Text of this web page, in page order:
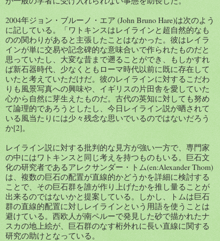
2004年ジョン・ブルーノ・エア (John Bruno Hare)は次のよう
に記している。「ワトキンスはレイラインと超自然的なも
のの関わりがあると主張したことはなかった。彼はレイラ
インが単に交易や記念碑的な意味合いで作られたものだと
思っていたし、大変な昔まで遡ることができ、もしかすれ
ば新石器時代、少なくともローマ時代以前に既に存在して
いたと考えていただけだ。彼のレイラインに対するこだわ
りも風景写真への興味や、イギリスの片田舎を愛していた
心から自然に芽生えたものだ。古代の英知に対しても努め
て論理的であろうとしたし、今日レイライン説が晒されて
いる風当たりには少々残念な思いでいるのではないだろう
か[2]。
レイライン説に対する批判的な見方が強い一方で、専門家
の中にはワトキンスと同じ考えを持つものもいる。巨石文
化の研究者であるアレクサンダー・トム(en:Alexander Thom)
は、複数の巨石の配置が直線的かどうかを詳細に検討する
ことで、その巨石群を誰が作り上げたかを推し量ることが
出来るのではないかと提案している。しかし、トムは巨石
群の直線的配置に対しレイラインという用語を使うことは
避けている。西欧人が南ペルーで発見した砂で描かれたナ
スカの地上絵が、巨石群のなす桁外れに長い直線に関する
研究の助けとなっている。